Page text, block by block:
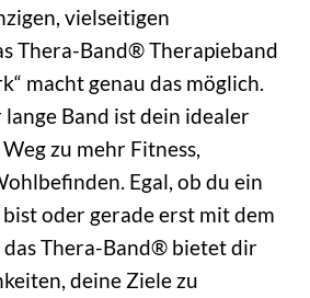
vielseitigen
Thera-Band® Therapieband
macht genau das möglich.
lange Band ist dein idealer
zu mehr Fitness,
Egal, ob du ein
oder gerade erst mit dem
das Thera-Band® bietet dir
deine Ziele zu